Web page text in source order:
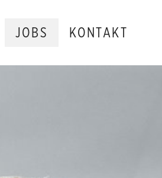
JOBS KONTAKT